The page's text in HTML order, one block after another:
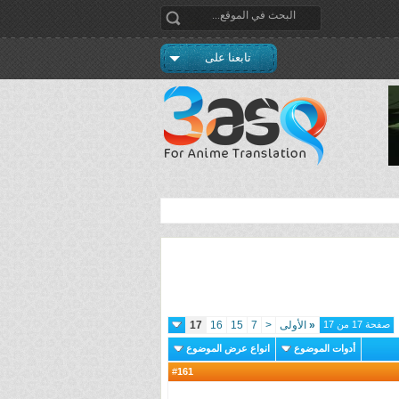
تابعنا على
صفحة 17 من 17 « الأولى <
7
15
16
17
أدوات الموضوع انواع عرض الموضوع
161